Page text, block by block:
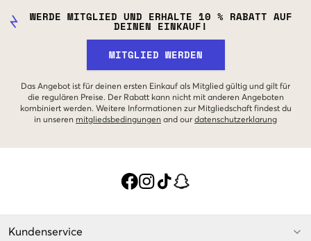
WERDE MITGLIED UND ERHALTE 10 % RABATT AUF
DEINEN EINKAUF!
MITGLIED WERDEN
Das Angebot ist für deinen ersten Einkauf als Mitglied gültig und gilt für
die regulären Preise. Der Rabatt kann nicht mit anderen Angeboten
kombiniert werden. Weitere Informationen zur Mitgliedschaft findest du
in unseren mitgliedsbedingungen and our datenschutzerklarung
Kundenservice